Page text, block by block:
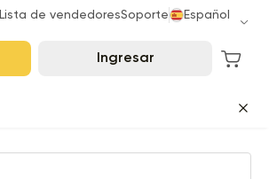
Lista de vendedoresSoporte Español
Ingresar